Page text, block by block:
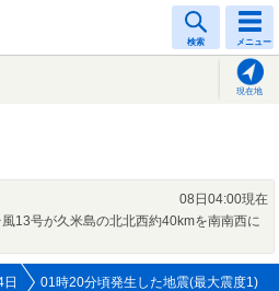
検索 メニュー
現在地
08日04:00現在
13号が久米島の北北西約40kmを南南西に
01時20分頃発生した地震(最大震度1)